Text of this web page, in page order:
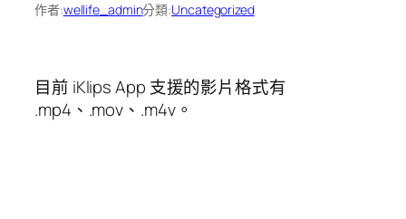
作者:wellife_admin分類:Uncategorized
目前 iKlips App 支援的影片格式有
.mp4、.mov、.m4v。